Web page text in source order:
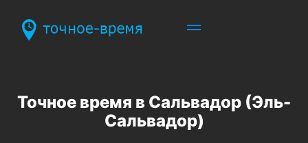
Точное время в Сальвадор (Эль-
Сальвадор)